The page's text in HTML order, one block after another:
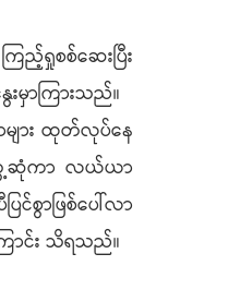
ြည့်ရှုစစ်ဆေးပြီး
မှာကြားသည်။
များ ထုတ်လုပ်နေ
တွေ့ဆုံကာ လယ်ယာ
စွာဖြစ်ပေါ်လာ
ောင်း သိရသည်။